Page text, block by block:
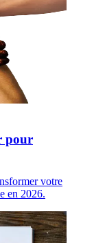
pour
votre
en 2026.